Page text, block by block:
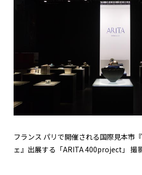
フランス パリで開催される国際見本市
ェ』出展する「ARITA 400project」 撮